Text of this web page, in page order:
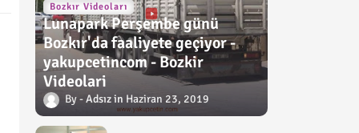
Bozkır Videoları
Lunapark Perşembe günü
Bozkır'da faaliyete geçiyor -
yakupcetincom - Bozkir
Videolari
Adsız Haziran 23, 2019